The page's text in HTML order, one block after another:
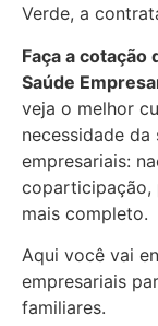
Verde, a
Faça a cotação
Saúde
veja o melhor
necessidade da
empresariais:
coparticipação,
mais completo.
Aqui você vai
empresariais
familiares.